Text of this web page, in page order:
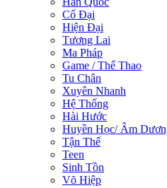
Cổ Đại
Hiện Đại
Tương Lai
Ma Pháp
Game / Thể Thao
Tu Chân
Xuyên Nhanh
Hệ Thống
Hài Hước
Huyền Học/ Âm
Tận Thế
Teen
Sinh Tồn
Võ Hiệp